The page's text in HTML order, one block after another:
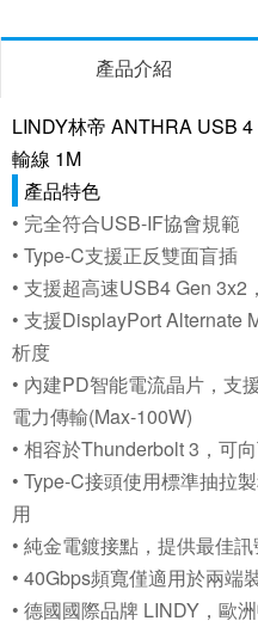
產品介紹
LINDY林帝 ANTHRA USB
輸線 1M
產品特色
• 完全符合USB-IF協會規範
• Type-C支援正反雙面盲插
• 支援超高速USB4 Gen 3x2
• 支援DisplayPort Alternate
析度
• 內建PD智能電流晶片，支
電力傳輸(Max-100W)
• 相容於Thunderbolt 3，可
• Type-C接頭使用標準抽拉
用
• 純金電鍍接點，提供最佳
• 40Gbps頻寬僅適用於兩端
• 德國國際品牌 LINDY，歐